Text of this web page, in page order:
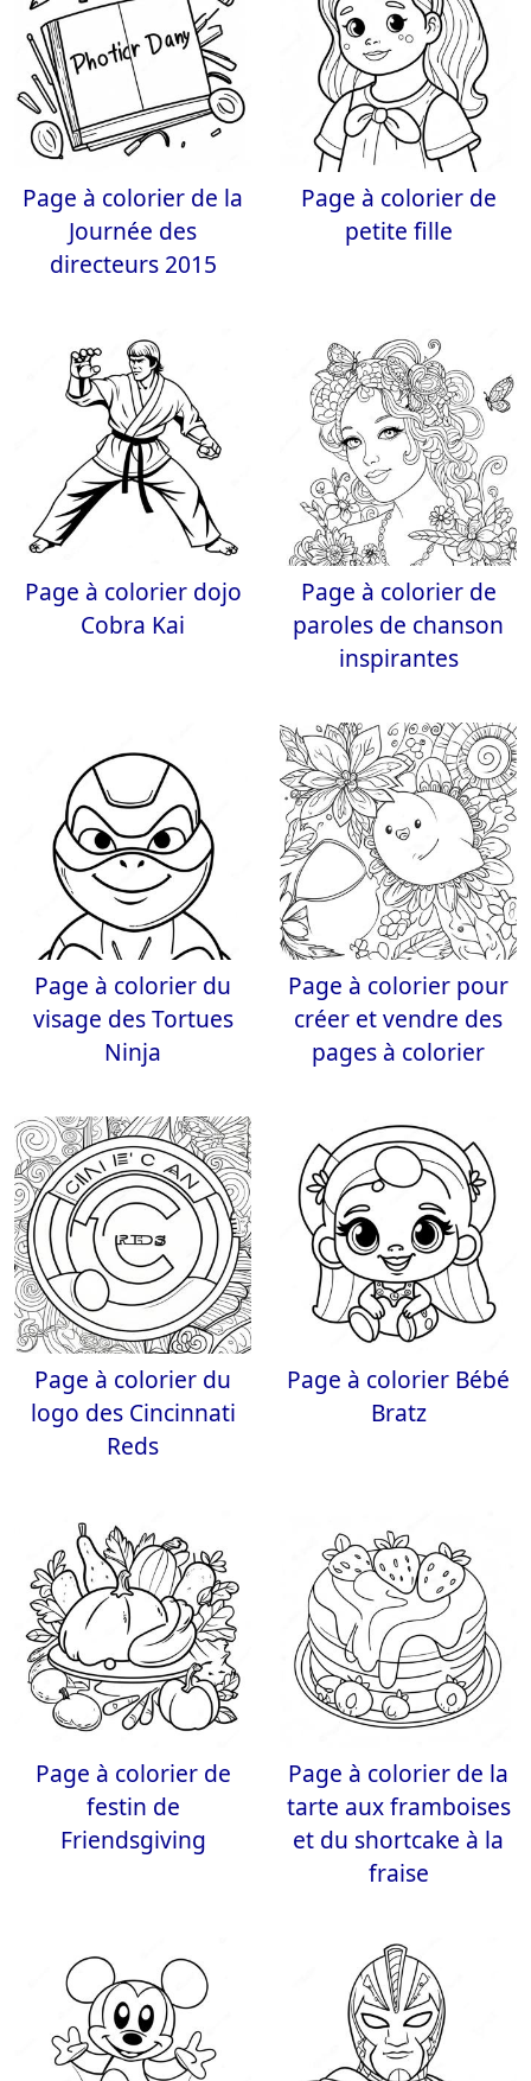
Page à colorier de la
Journée des
directeurs 2015
Page à colorier de
petite fille
Page à colorier dojo
Cobra Kai
Page à colorier de
paroles de chanson
inspirantes
Page à colorier du
visage des Tortues
Ninja
Page à colorier pour
créer et vendre des
pages à colorier
Page à colorier du
logo des Cincinnati
Reds
Page à colorier Bébé
Bratz
Page à colorier de
festin de
Friendsgiving
Page à colorier de la
tarte aux framboises
et du shortcake à la
fraise